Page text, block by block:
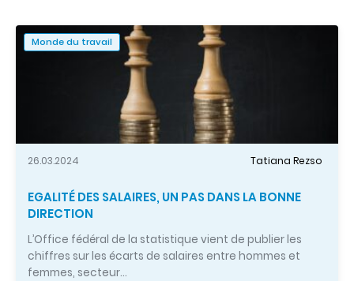
Monde du travail
26.03.2024 Tatiana Rezso
EGALITÉ DES SALAIRES, UN PAS DANS LA BONNE
DIRECTION
L’Office fédéral de la statistique vient de publier les
chiffres sur les écarts de salaires entre hommes et
femmes, secteur…